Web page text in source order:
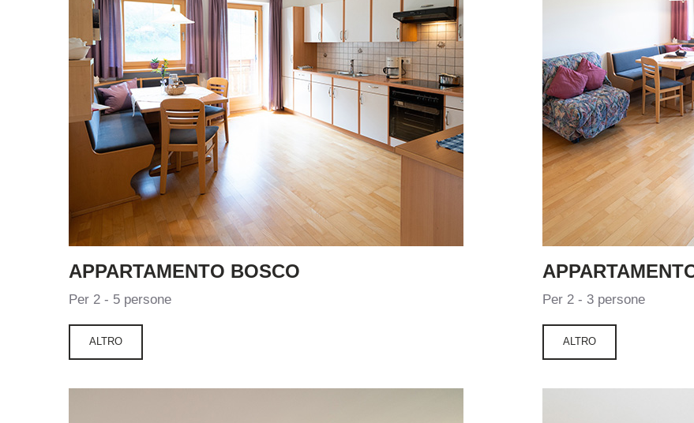
APPARTAMENTO BOSCO
Per 2 - 5 persone
ALTRO
Per 2 - 3 persone
ALTRO